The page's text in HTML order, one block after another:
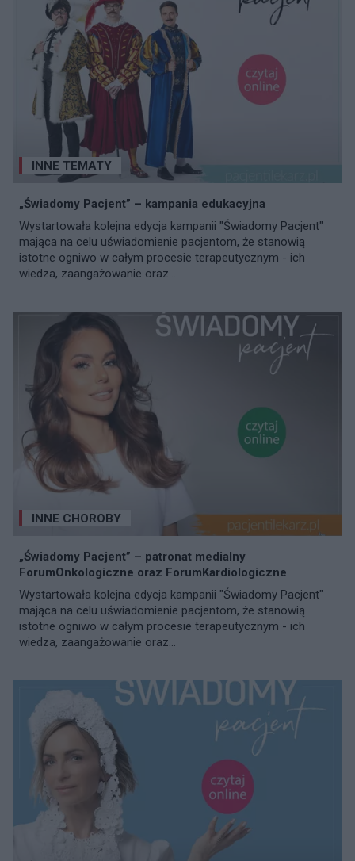
INNE TEMATY
„Świadomy Pacjent” – kampania edukacyjna
Wystartowała kolejna edycja kampanii "Świadomy Pacjent"
mająca na celu uświadomienie pacjentom, że stanowią
istotne ogniwo w całym procesie terapeutycznym - ich
wiedza, zaangażowanie oraz...
INNE CHOROBY
„Świadomy Pacjent” – patronat medialny
ForumOnkologiczne oraz ForumKardiologiczne
Wystartowała kolejna edycja kampanii "Świadomy Pacjent"
mająca na celu uświadomienie pacjentom, że stanowią
istotne ogniwo w całym procesie terapeutycznym - ich
wiedza, zaangażowanie oraz...